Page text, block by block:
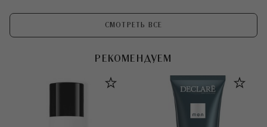
СМОТРЕТЬ ВСЕ
РЕКОМЕНДУЕМ